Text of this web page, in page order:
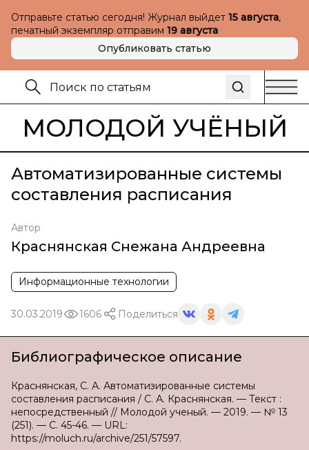
Отправьте статью сегодня! Журнал выйдет 15 августа,
печатный экземпляр отправим 19 августа
Опубликовать статью
МОЛОДОЙ УЧЁНЫЙ
Автоматизированные системы
составления расписания
Автор
Краснянская Снежана Андреевна
Информационные технологии
30.03.2019 1606 Поделиться
Библиографическое описание
Краснянская, С. А. Автоматизированные системы
составления расписания / С. А. Краснянская. — Текст :
непосредственный // Молодой ученый. — 2019. — № 13
(251). — С. 45-46. — URL:
https://moluch.ru/archive/251/57597.